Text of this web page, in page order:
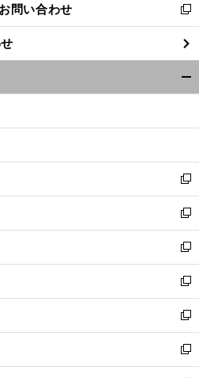
く
問い合わせ
新
し
い
ウ
ィ
ン
ウ
開
く
新
し
い
ウ
ィ
ン
ド
ウ
で
開
く
新
し
い
ウ
ィ
ン
ド
ウ
で
開
新
し
い
ウ
ィ
ン
ド
ウ
新
し
い
ウ
ィ
ン
新
し
い
ウ
新
し